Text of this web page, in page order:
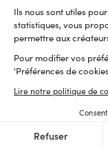
Ils nous sont utiles
statistiques, vous
permettre aux
Pour modifier vos
'Préférences de
Lire notre politique de
Refuser